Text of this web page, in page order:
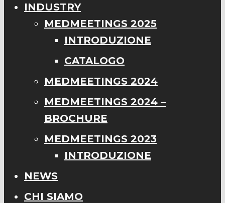
INDUSTRY
MEDMEETINGS 2025
INTRODUZIONE
CATALOGO
MEDMEETINGS 2024
MEDMEETINGS 2024 –
BROCHURE
MEDMEETINGS 2023
INTRODUZIONE
NEWS
CHI SIAMO